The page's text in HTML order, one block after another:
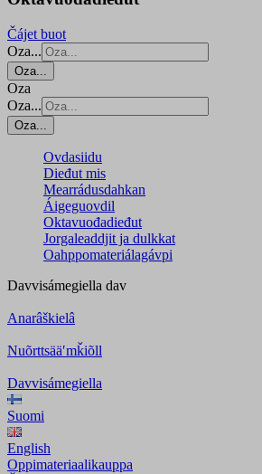
Čájet buot
Oza...
Oza...
Oza
Oza...
Oza...
Ovdasiidu
Dieđut mis
Mearrádusdahkan
Áigeguovdil
Oktavuođadieđut
Jorgaleaddjit ja dulkkat
Oahppomateriálagávpi
Davvisámegiella dav
Anarâškielâ
Nuõrttsääʹmǩiõll
Davvisámegiella
Suomi
English
Oppimateriaalikauppa